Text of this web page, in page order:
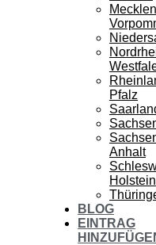
Pfalz
Anhalt
Holstein
BLOG
EINTRAG